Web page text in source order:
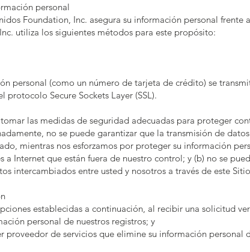
personal
Foundation, Inc. asegura su información personal
utiliza los siguientes métodos para este propósito:
personal (como un número de tarjeta de crédito) se
protocolo Secure Sockets Layer (SSL).
las medidas de seguridad adecuadas para proteger
no se puede garantizar que la transmisión de
mientras nos esforzamos por proteger su información
a Internet que están fuera de nuestro control; y (b) no se
intercambiados entre usted y nosotros a través de este
establecidas a continuación, al recibir una solicitud
personal de nuestros registros; y
de servicios que elimine su información personal